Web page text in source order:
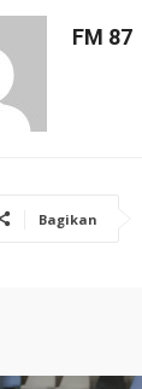
FM 87
Bagikan